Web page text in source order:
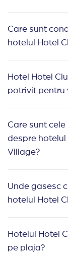
Care sunt
hotelul Hotel
Hotel Hotel
potrivit pentru
Care sunt
despre hotelul
Village?
Unde gasesc
hotelul Hotel
Hotelul Hotel
pe plaja?